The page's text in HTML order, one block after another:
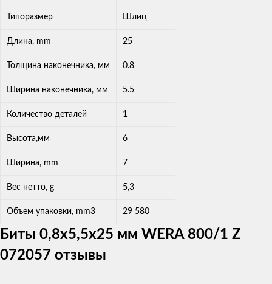
Типоразмер Шлиц
Длина, mm 25
Толщина наконечника, мм 0.8
Ширина наконечника, мм 5.5
Количество деталей 1
Высота,мм 6
Ширина, mm 7
Вес нетто, g 5,3
Объем упаковки, mm3 29 580
Биты 0,8х5,5х25 мм WERA 800/1 Z
072057 отзывы